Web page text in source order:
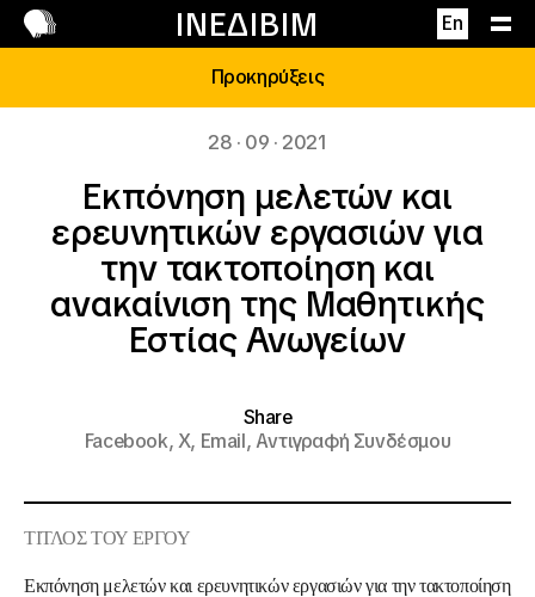
ΙΝΕΔΙΒΙΜ En
Επικοινωνία
Προκηρύξεις
28 · 09 · 2021
Εκπόνηση μελετών και
ερευνητικών εργασιών για
την τακτοποίηση και
ανακαίνιση της Μαθητικής
Εστίας Ανωγείων
Share
Facebook,X, Email,Αντιγραφή Συνδέσμου
ΤΙΤΛΟΣ ΤΟΥ ΕΡΓΟΥ
Εκπόνηση μελετών και ερευνητικών εργασιών για την τακτοποίηση